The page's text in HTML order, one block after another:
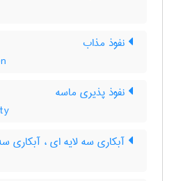
نفوذ مذاب
نفوذ پذیری ماسه
آبکاری سه لایه ای ، آبکاری